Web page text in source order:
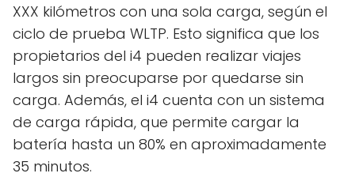
XXX kilómetros con una sola carga, según el
ciclo de prueba WLTP. Esto significa que los
propietarios del i4 pueden realizar viajes
largos sin preocuparse por quedarse sin
carga. Además, el i4 cuenta con un sistema
de carga rápida, que permite cargar la
batería hasta un 80% en aproximadamente
35 minutos.